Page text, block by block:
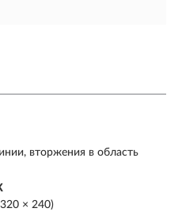
вторжения в область
× 240)